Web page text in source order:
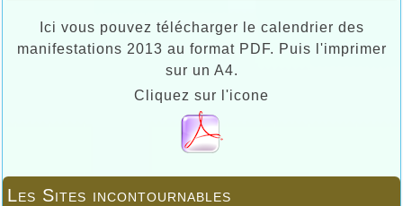
Ici vous pouvez télécharger le calendrier des
manifestations 2013 au format PDF. Puis l'imprimer
sur un A4.
Cliquez sur l'icone
Les Sites incontournables